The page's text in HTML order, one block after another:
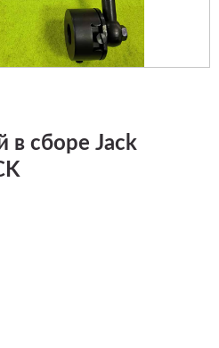
в сборе Jack